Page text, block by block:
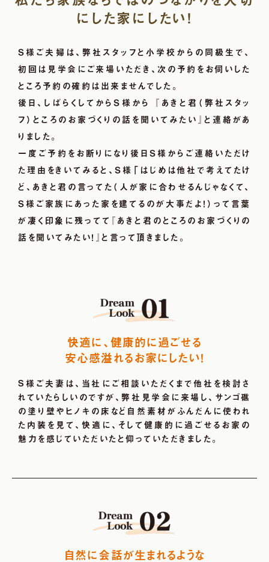
にした家にしたい!
Ｓ様ご夫婦は、弊社スタッフと小学校からの同級生で、
初回は見学会にご来場いただき、次の予約をお伺いした
ところ予約の確約は出来ませんでした。
後日、しばらくしてからＳ様から 『あきと君（弊社スタッ
フ）ところのお家づくりの話を聞いてみたい』と連絡があ
りました。
一度ご予約をお断りになり後日Ｓ様からご連絡いただけ
た理由をきいてみると、Ｓ様「はじめは他社で考えてたけ
ど、あきと君の言ってた（人が家に合わせるんじゃなくて、
Ｓ様ご家族にあった家を建てるのが大事だよ！）って言葉
が凄く印象に残ってて『あきと君のところのお家づくりの
話を聞いてみたい！』と言って頂きました。
快適に、健康的に過ごせる
安心感溢れるお家にしたい!
S様ご夫妻は、当社にご相談いただくまで他社を検討さ
れていたらしいのですが、弊社見学会に来場し、サンゴ礁
の塗り壁やヒノキの床など自然素材がふんだんに使われ
た内装を見て、快適に、そして健康的に過ごせるお家の
魅力を感じていただいたと仰っていただきました。
自然に会話が生まれるような